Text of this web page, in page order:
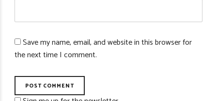
Save my name, email, and website in this browser for
the next time I comment.
POST COMMENT